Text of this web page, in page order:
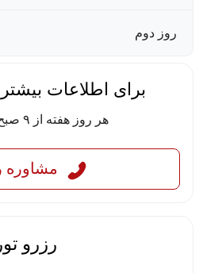
روز دوم
برای اطلاعات
هر روز هفته از ۹ صبح تا ۱۲ شب
مشاوره
رزرو تور